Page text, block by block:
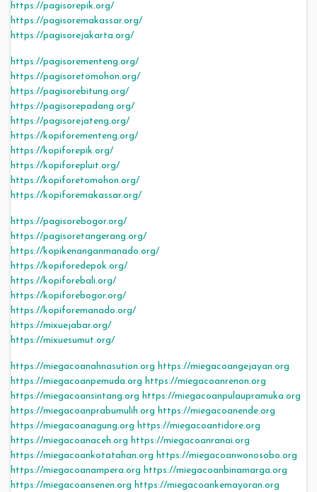
https://pagisorepik.org/
https://pagisoremakassar.org/
https://pagisorejakarta.org/
https://pagisorementeng.org/
https://pagisoretomohon.org/
https://pagisorebitung.org/
https://pagisorepadang.org/
https://pagisorejateng.org/
https://kopiforementeng.org/
https://kopiforepik.org/
https://kopiforepluit.org/
https://kopiforetomohon.org/
https://kopiforemakassar.org/
https://pagisorebogor.org/
https://pagisoretangerang.org/
https://kopikenanganmanado.org/
https://kopiforedepok.org/
https://kopiforebali.org/
https://kopiforebogor.org/
https://kopiforemanado.org/
https://mixuejabar.org/
https://mixuesumut.org/
https://miegacoanahnasution.org https://miegacoangejayan.org
https://miegacoanpemuda.org https://miegacoanrenon.org
https://miegacoansintang.org https://miegacoanpulaupramuka.org
https://miegacoanprabumulih.org https://miegacoanende.org
https://miegacoanagung.org https://miegacoantidore.org
https://miegacoanaceh.org https://miegacoanranai.org
https://miegacoankotatahan.org https://miegacoanwonosobo.org
https://miegacoanampera.org https://miegacoanbinamarga.org
https://miegacoansenen.org https://miegacoankemayoran.org